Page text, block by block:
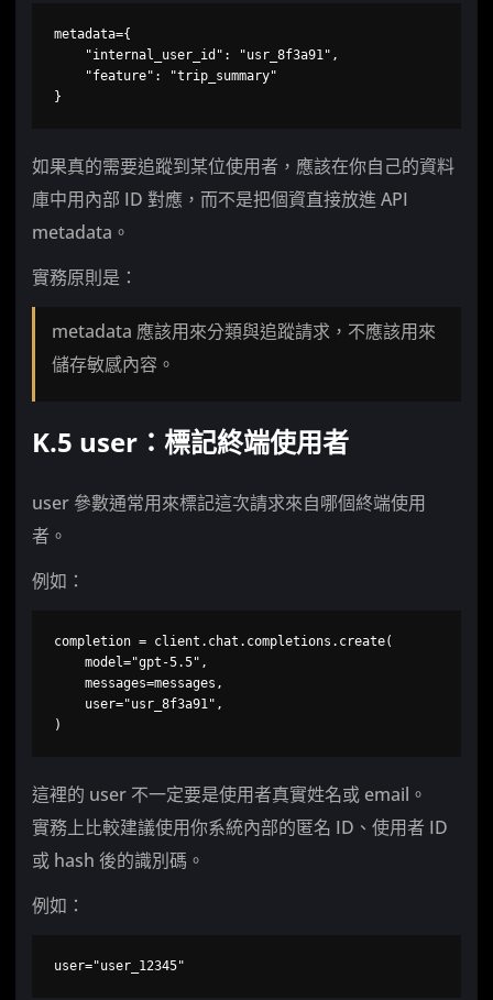
metadata={
}
如果真的需要追蹤到某位使用者，應該在你自己的資料
庫中用內部 ID 對應，而不是把個資直接放進 API
metadata。
實務原則是：
metadata 應該用來分類與追蹤請求，不應該用來
儲存敏感內容。
K.5 user：標記終端使用者
user 參數通常用來標記這次請求來自哪個終端使用
者。
例如：
completion = client.chat.completions.create(
)
這裡的 user 不一定要是使用者真實姓名或 email。
實務上比較建議使用你系統內部的匿名 ID、使用者 ID
或 hash 後的識別碼。
例如：
user="user_12345"